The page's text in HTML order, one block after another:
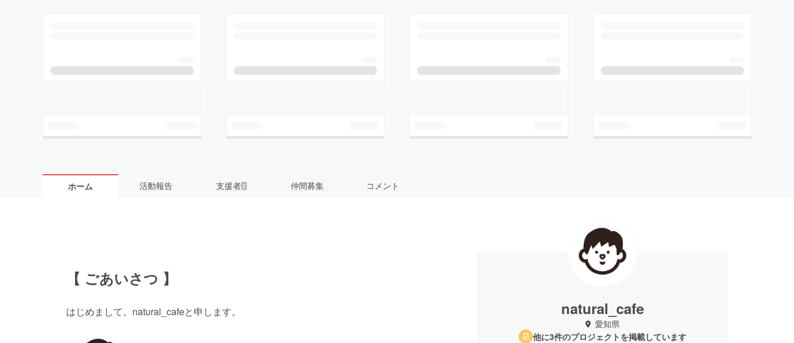
ホーム 活動報告 支援者 2 仲間募集 コメント
【 ごあいさつ 】
はじめまして。natural_cafeと申します。 natural_cafe
愛知県
他に3件のプロジェクトを掲載しています